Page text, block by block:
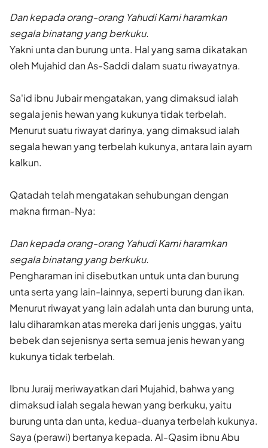
Dan kepada orang-orang Yahudi Kami haramkan
segala binatang yang berkuku.
Yakni unta dan burung unta. Hal yang sama dikatakan
oleh Mujahid dan As-Saddi dalam suatu riwayatnya.
Sa'id ibnu Jubair mengatakan, yang dimaksud ialah
segala jenis hewan yang kukunya tidak terbelah.
Menurut suatu riwayat darinya, yang dimaksud ialah
segala hewan yang terbelah kukunya, antara lain ayam
kalkun.
Qatadah telah mengatakan sehubungan dengan
makna firman-Nya:
Dan kepada orang-orang Yahudi Kami haramkan
segala binatang yang berkuku.
Pengharaman ini disebutkan untuk unta dan burung
unta serta yang lain-lainnya, seperti burung dan ikan.
Menurut riwayat yang lain adalah unta dan burung unta,
lalu diharamkan atas mereka dari jenis unggas, yaitu
bebek dan sejenisnya serta semua jenis hewan yang
kukunya tidak terbelah.
Ibnu Juraij meriwayatkan dari Mujahid, bahwa yang
dimaksud ialah segala hewan yang berkuku, yaitu
burung unta dan unta, kedua-duanya terbelah kukunya.
Saya (perawi) bertanya kepada. Al-Qasim ibnu Abu